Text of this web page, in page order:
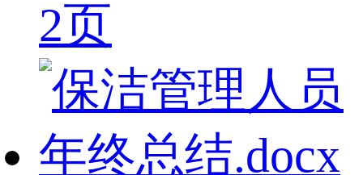
2页